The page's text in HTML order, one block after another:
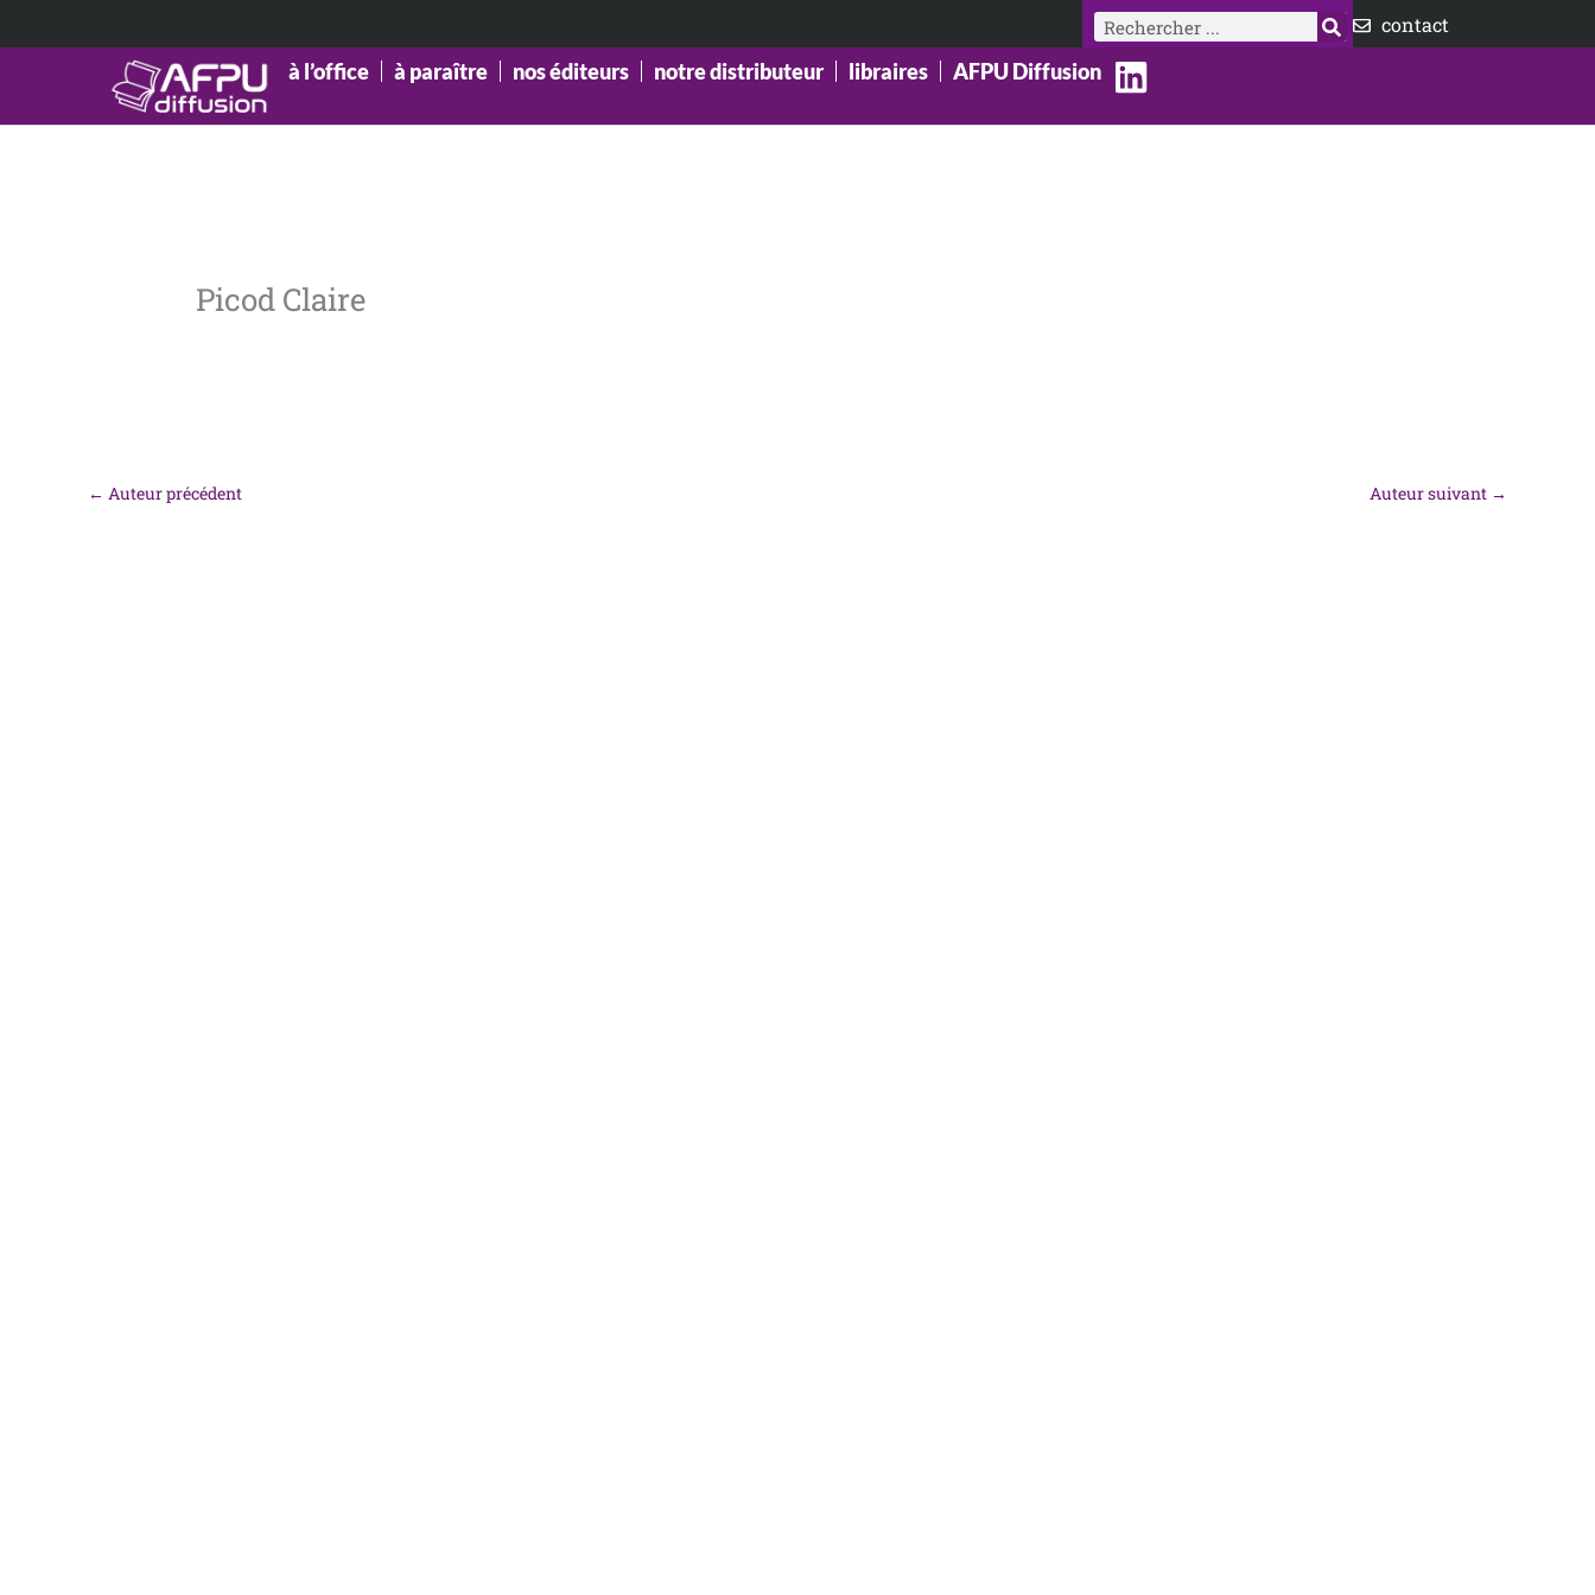
Rechercher contact
à l’office à paraître nos éditeurs notre distributeur libraires AFPU Diffusion
Picod Claire
← Auteur précédent Auteur suivant →